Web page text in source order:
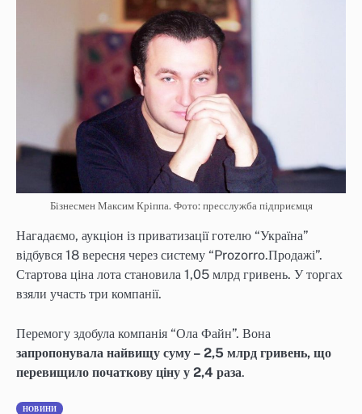
Бізнесмен Максим Кріппа. Фото: пресслужба підприємця
Нагадаємо, аукціон із приватизації готелю “Україна”
відбувся 18 вересня через систему “Prozorro.Продажі”.
Стартова ціна лота становила 1,05 млрд гривень. У торгах
взяли участь три компанії.
Перемогу здобула компанія “Ола Файн”. Вона
запропонувала найвищу суму – 2,5 млрд гривень, що
перевищило початкову ціну у 2,4 раза.
НОВИНИ